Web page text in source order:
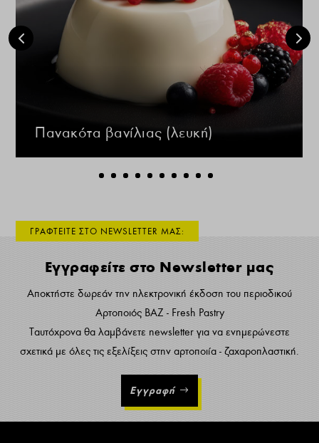
Πανακότα βανίλιας (λευκή)
ΓΡΑΦΤΕΙΤΕ ΣΤΟ NEWSLETTER ΜΑΣ:
Εγγραφείτε στο Newsletter μας
Αποκτήστε δωρεάν την ηλεκτρονική έκδοση του περιοδικού
Αρτοποιός ΒΑΖ - Fresh Pastry
Ταυτόχρονα θα λαμβάνετε newsletter για να ενημερώνεστε
σχετικά με όλες τις εξελίξεις στην αρτοποιία - ζαχαροπλαστική.
Εγγραφή